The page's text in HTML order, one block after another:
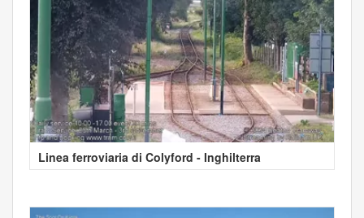
Linea ferroviaria di Colyford - Inghilterra